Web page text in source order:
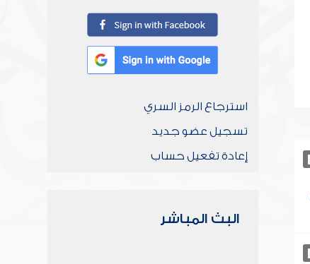
استرجاع الرمز السري
تسجيل عضو جديد
إعادة تفعيل حساب
البث المباشر